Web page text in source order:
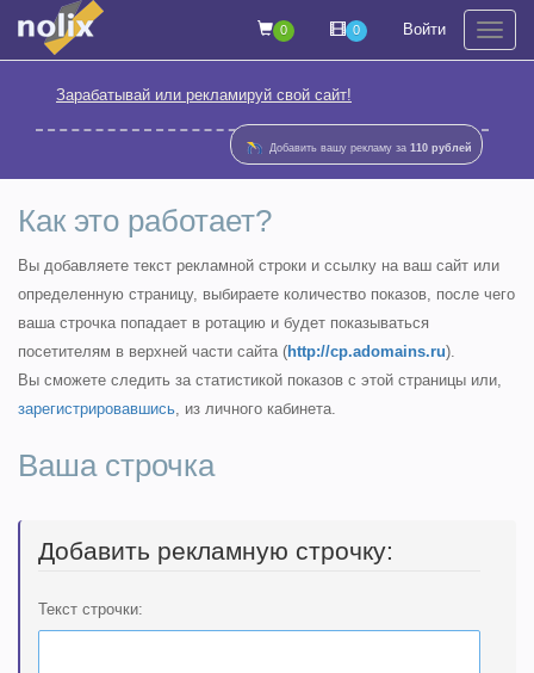
0 0 Войти
Зарабатывай или рекламируй свой сайт!
Добавить вашу рекламу за110 рублей
Как это работает?
Вы добавляете текст рекламной строки и ссылку на ваш сайт или
определенную страницу, выбираете количество показов, после чего
ваша строчка попадает в ротацию и будет показываться
посетителям в верхней части сайта (http://cp.adomains.ru).
Вы сможете следить за статистикой показов с этой страницы или,
зарегистрировавшись, из личного кабинета.
Ваша строчка
Добавить рекламную строчку:
Текст строчки: